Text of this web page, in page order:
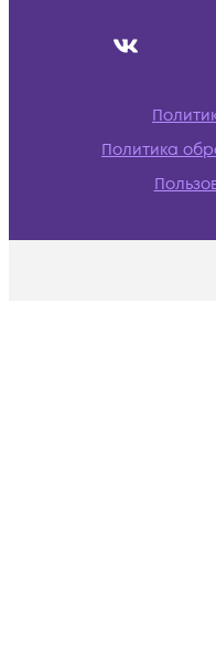
Политика